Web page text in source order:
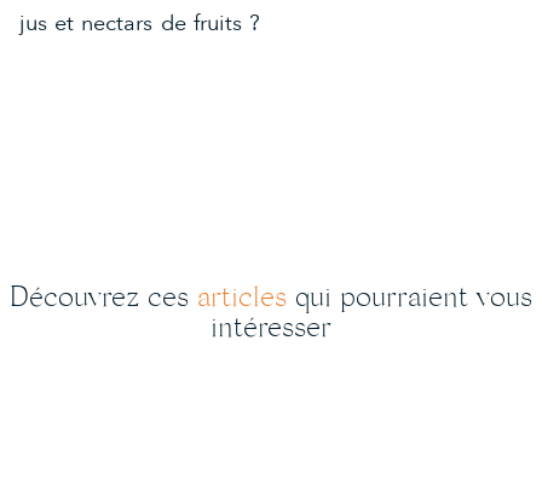
jus et nectars de fruits ?
Découvrez ces articles qui pourraient vous
intéresser